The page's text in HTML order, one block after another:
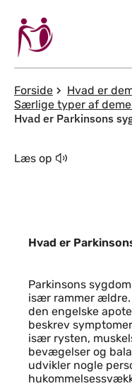
Forside
Hvad er
Særlige typer af
Hvad er Parkinsons
Læs op
Hvad er
Indhold
Parkinsons
især rammer
den engelske
beskrev
især rysten,
bevægelser og
udvikler nogle